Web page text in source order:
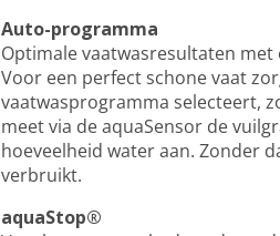
Auto-programma
Optimale vaatwasresultaten
Voor een perfect schone vaat
vaatwasprogramma selecteert,
meet via de aquaSensor de
hoeveelheid water aan. Zonder
verbruikt.
aquaStop®